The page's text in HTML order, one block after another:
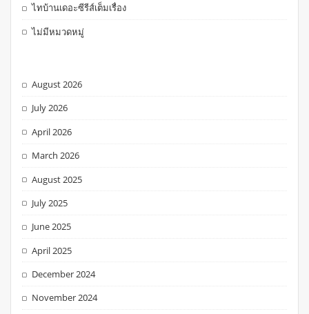
ไทบ้านเดอะซีรีส์เต็มเรื่อง
ไม่มีหมวดหมู่
August 2026
July 2026
April 2026
March 2026
August 2025
July 2025
June 2025
April 2025
December 2024
November 2024